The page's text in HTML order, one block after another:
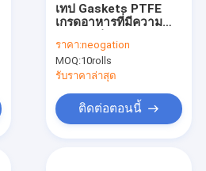
เทป Gaskets PTFE
เกรดอาหารที่มีความ
ความทนทานต่ออุณหภู
มิสูงสําหรับการปิด
อุตสาหกรรม
ราคา:neogation
MOQ:10rolls
รับราคาล่าสุด
ติดต่อตอนนี้